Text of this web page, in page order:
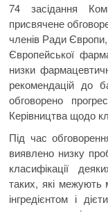
74 засідання
присвячене
членів Ради
Європейської
низки
рекомендацій до
обговорено
Керівництва щодо
Під час
виявлено низку
класифікації
таких, які межують
інгредієнтом і